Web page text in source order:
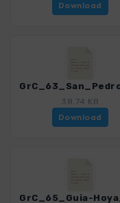
Download
38.74 KB
Download